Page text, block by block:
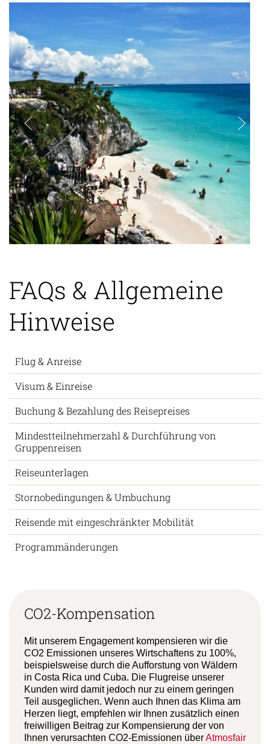
FAQs & Allgemeine
Hinweise
Flug & Anreise
Visum & Einreise
Buchung & Bezahlung des Reisepreises
Mindestteilnehmerzahl & Durchführung von
Gruppenreisen
Reiseunterlagen
Stornobedingungen & Umbuchung
Reisende mit eingeschränkter Mobilität
Programmänderungen
CO2-Kompensation
Mit unserem Engagement kompensieren wir die
CO2 Emissionen unseres Wirtschaftens zu 100%,
beispielsweise durch die Aufforstung von Wäldern
in Costa Rica und Cuba. Die Flugreise unserer
Kunden wird damit jedoch nur zu einem geringen
Teil ausgeglichen. Wenn auch Ihnen das Klima am
Herzen liegt, empfehlen wir Ihnen zusätzlich einen
freiwilligen Beitrag zur Kompensierung der von
Ihnen verursachten CO2-Emissionen überAtmosfair